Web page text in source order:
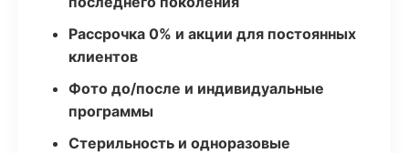
Рассрочка 0% и акции для постоянных
клиентов
Фото до/после и индивидуальные
программы
Стерильность и одноразовые